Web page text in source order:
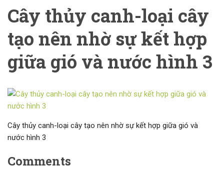
Cây thủy canh-loại cây
tạo nên nhờ sự kết hợp
giữa gió và nước hình 3
Cây thủy canh-loại cây tạo nên nhờ sự kết hợp giữa gió và
nước hình 3
Comments